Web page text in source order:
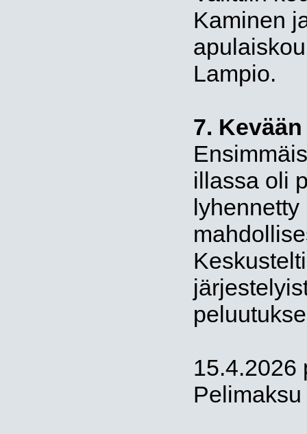
Kaminen
Lampio.
7.
illassa oli
15.4.2026